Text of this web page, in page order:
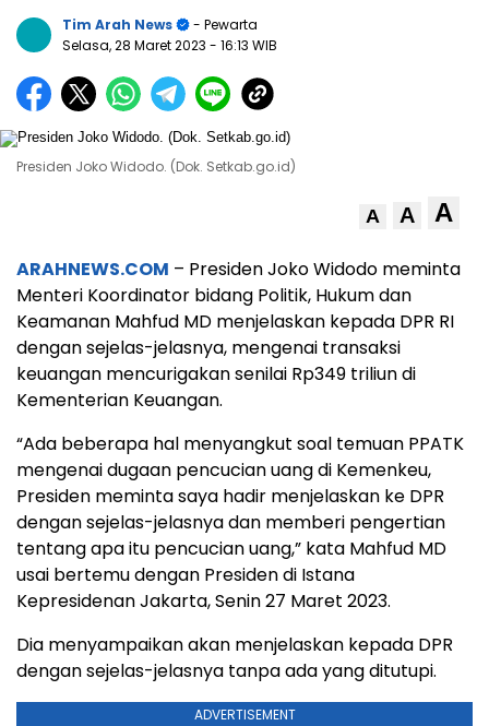
Tim Arah News
- Pewarta
Selasa, 28 Maret 2023 - 16:13 WIB
Presiden Joko Widodo. (Dok. Setkab.go.id)
A A A
ARAHNEWS.COM – Presiden Joko Widodo meminta
Menteri Koordinator bidang Politik, Hukum dan
Keamanan Mahfud MD menjelaskan kepada DPR RI
dengan sejelas-jelasnya, mengenai transaksi
keuangan mencurigakan senilai Rp349 triliun di
Kementerian Keuangan.
“Ada beberapa hal menyangkut soal temuan PPATK
mengenai dugaan pencucian uang di Kemenkeu,
Presiden meminta saya hadir menjelaskan ke DPR
dengan sejelas-jelasnya dan memberi pengertian
tentang apa itu pencucian uang,” kata Mahfud MD
usai bertemu dengan Presiden di Istana
Kepresidenan Jakarta, Senin 27 Maret 2023.
Dia menyampaikan akan menjelaskan kepada DPR
dengan sejelas-jelasnya tanpa ada yang ditutupi.
ADVERTISEMENT